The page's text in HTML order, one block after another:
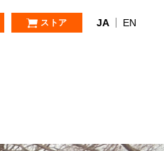
ストア JA EN